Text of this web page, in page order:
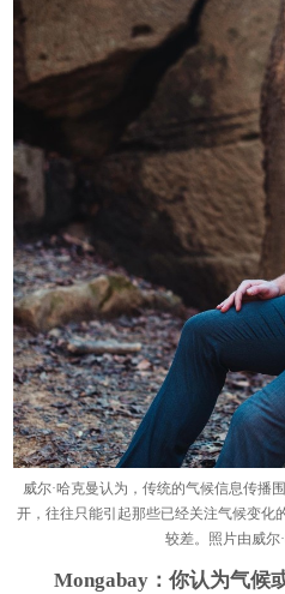
威尔·哈克曼认为，传统的气候信息传播
开，往往只能引起那些已经关注气候变化
较差。照片由威尔
Mongabay ：你认为气候